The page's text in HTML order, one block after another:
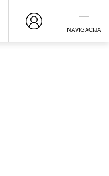
NAVIGACIJA